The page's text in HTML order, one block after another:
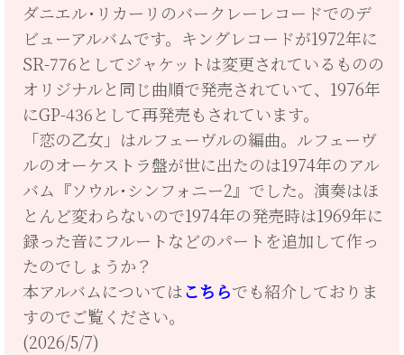
ダニエル･リカーリのバークレーレコードでのデ
ビューアルバムです。キングレコードが1972年に
SR-776としてジャケットは変更されているものの
オリジナルと同じ曲順で発売されていて、1976年
にGP-436として再発売もされています。
「恋の乙女」はルフェーヴルの編曲。ルフェーヴ
ルのオーケストラ盤が世に出たのは1974年のアル
バム『ソウル･シンフォニー2』でした。演奏はほ
とんど変わらないので1974年の発売時は1969年に
録った音にフルートなどのパートを追加して作っ
たのでしょうか？
本アルバムについてはこちらでも紹介しておりま
すのでご覧ください。
(2026/5/7)